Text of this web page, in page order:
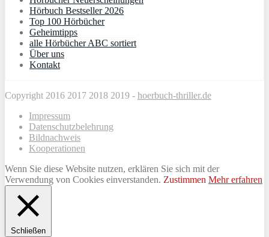
Hörbuch Bestseller 2026
Top 100 Hörbücher
Geheimtipps
alle Hörbücher ABC sortiert
Über uns
Kontakt
Copyright 2016 2017 2018 2019 - hoerbuch-thriller.de
Impressum
Datenschutzbelehrung
Bildnachweis
Kooperationen
Wenn Sie diese Website nutzen, erklären Sie sich mit der
Verwendung von Cookies einverstanden. Zustimmen Mehr erfahren
Schließen